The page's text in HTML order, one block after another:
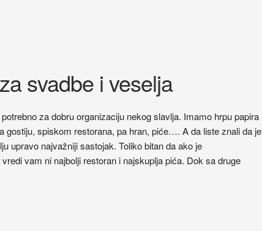
svadbe i veselja
za dobru organizaciju nekog slavlja. Imamo hrpu papira
gostiju, spiskom restorana, pa hran, piće…. A da liste znali da je
upravo najvažniji sastojak. Toliko bitan da ako je
vam ni najbolji restoran i najskuplja pića. Dok sa druge